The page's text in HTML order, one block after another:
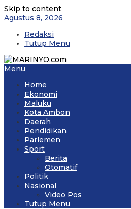
Skip to content
Agustus 8, 2026
Redaksi
Tutup Menu
Menu
Home
Ekonomi
Maluku
Kota Ambon
Daerah
Pendidikan
Parlemen
Sport
Berita
Otomatif
Politik
Nasional
Video Pos
Tutup Menu